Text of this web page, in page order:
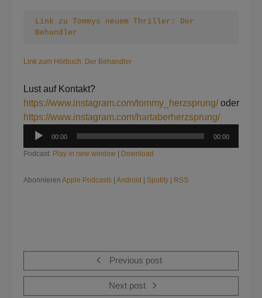
Link zu Tommys neuem Thriller: Der
Behandler
Link zum Hörbuch: Der Behandler
Lust auf Kontakt?
https://www.instagram.com/tommy_herzsprung/oder
https://www.instagram.com/hartaberherzsprung/
Audio-
00:00 00:00
Podcast: Play in new window Download
Abonnieren Apple Podcasts Android Spotify RSS
Previous post
Next post